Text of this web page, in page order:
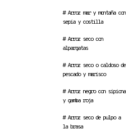
# Arroz mar y montaña con
sepia y costilla
# Arroz seco con
alpargatas
# Arroz seco o caldoso de
pescado y marisco
# Arroz negro con sipiona
y gamba roja
# Arroz seco de pulpo a
la brasa